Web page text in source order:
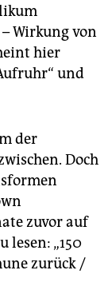
Wirkung von
hier
und
der
Doch
zuvor auf
lesen: „150
zurück /